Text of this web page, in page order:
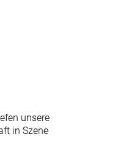
unsere
in Szene